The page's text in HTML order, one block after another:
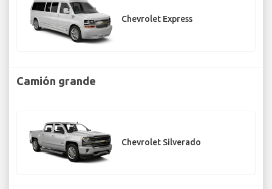
Chevrolet Express
Camión grande
Chevrolet Silverado